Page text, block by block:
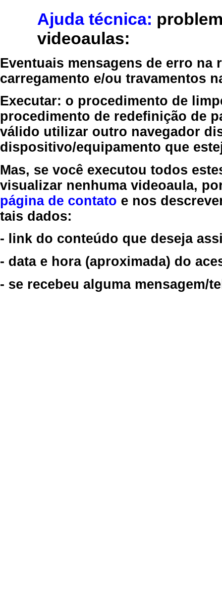
Ajuda técnica:
videoaulas:
Eventuais mensagens de erro
carregamento e/ou travamentos
Executar: o procedimento de
procedimento de redefinição de
válido utilizar outro navegador
dispositivo/equipamento que
Mas, se você executou todos
visualizar nenhuma videoaula,
página de contato e nos
tais dados:
- link do conteúdo que deseja
- data e hora (aproximada) do
- se recebeu alguma mensagem/